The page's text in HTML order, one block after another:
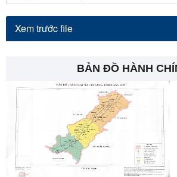
Xem trước file
BẢN ĐỒ HÀNH